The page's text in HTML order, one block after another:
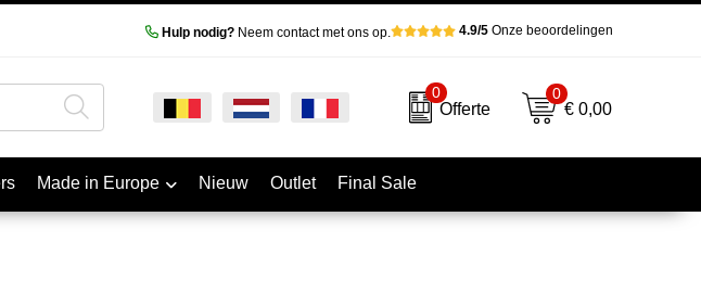
Hulp nodig?Neem contact met ons op. 4.9/5Onze beoordelingen
0
Offerte
0
€ 0,00
Made in Europe Nieuw Outlet Final Sale